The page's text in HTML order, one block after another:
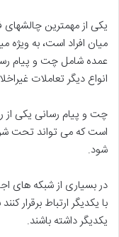
یکی از مهمترین
میان افراد است، به ویژه
عمده شامل چت و پیام
انواع دیگر تعاملات
چت و پیام رسانی یکی از
است که می تواند تحت
شود.
در بسیاری از شبکه های
با یکدیگر ارتباط برقرار
یکدیگر داشته باشند.